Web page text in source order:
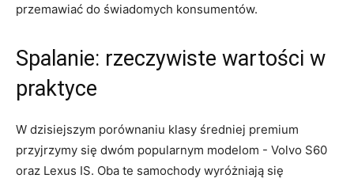
przemawiać do świadomych konsumentów.
Spalanie: ‌rzeczywiste wartości w
⁤praktyce
W‌ dzisiejszym‌ porównaniu klasy⁣ średniej premium
przyjrzymy się dwóm popularnym modelom ⁣- Volvo⁣ S60
oraz Lexus IS. ⁤Oba te samochody wyróżniają się​